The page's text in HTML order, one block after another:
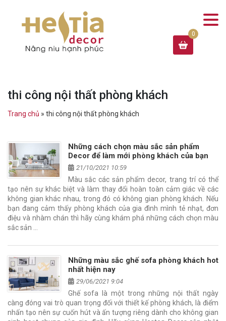
thi công nội thất phòng khách
Trang chủ » thi công nội thất phòng khách
Những cách chọn màu sắc sản phẩm
Decor để làm mới phòng khách của bạn
21/10/2021 10:59
Màu sắc các sản phẩm decor, trang trí có thể
tạo nên sự khác biệt và làm thay đổi hoàn toàn cảm giác về các
không gian khác nhau, trong đó có không gian phòng khách. Nếu
bạn đang cảm thấy phòng khách của gia đình mình tẻ nhạt, đơn
điệu và nhàm chán thì hãy cùng khám phá những cách chọn màu
sắc sản …
Những màu sắc ghế sofa phòng khách hot
nhất hiện nay
29/06/2021 9:04
Ghế sofa là một trong những nội thất ngày
càng đóng vai trò quan trọng đối với thiết kế phòng khách, là điểm
nhấn tạo nên sự cuốn hút và ấn tượng riêng dành cho không gian